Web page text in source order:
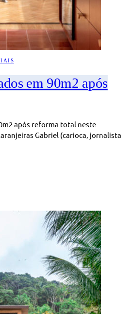
em 90m2 após
após reforma total neste
Gabriel (carioca, jornalista